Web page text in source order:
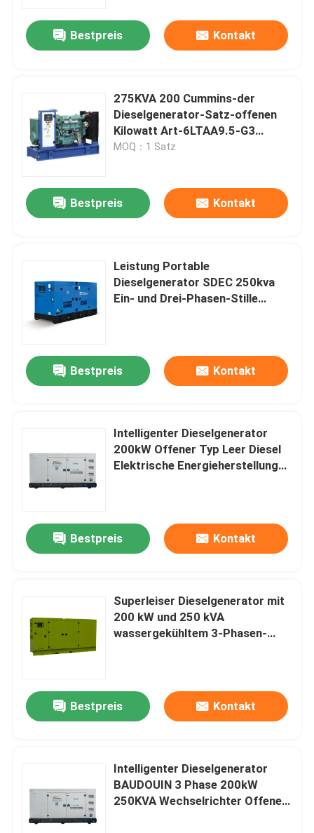
Bestpreis Kontakt
275KVA 200 Cummins-der
Dieselgenerator-Satz-offenen
Kilowatt Art-6LTAA9.5-G3
Maschine
MOQ：1 Satz
Bestpreis Kontakt
Leistung Portable
Dieselgenerator SDEC 250kva
Ein- und Drei-Phasen-Stille
Bestpreis Kontakt
Intelligenter Dieselgenerator
200kW Offener Typ Leer Diesel
Elektrische Energieherstellung
Bestpreis Kontakt
Superleiser Dieselgenerator mit
200 kW und 250 kVA
wassergekühltem 3-Phasen-
Bestpreis Kontakt
Intelligenter Dieselgenerator
BAUDOUIN 3 Phase 200kW
250KVA Wechselrichter Offener